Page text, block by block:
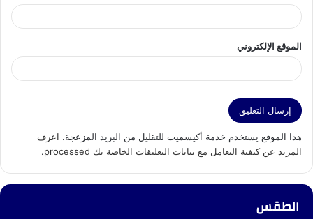
الموقع الإلكتروني
هذا الموقع يستخدم خدمة أكيسميت للتقليل من البريد المزعجة. اعرف
المزيد عن كيفية التعامل مع بيانات التعليقات الخاصة بك processed
.
الطقس